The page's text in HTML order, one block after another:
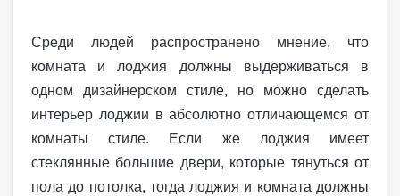
Среди людей распространено мнение, что
комната и лоджия должны выдерживаться в
одном дизайнерском стиле, но можно сделать
интерьер лоджии в абсолютно отличающемся от
комнаты стиле. Если же лоджия имеет
стеклянные большие двери, которые тянуться от
пола до потолка, тогда лоджия и комната должны